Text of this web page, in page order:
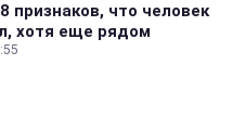
признаков, что человек
хотя еще рядом